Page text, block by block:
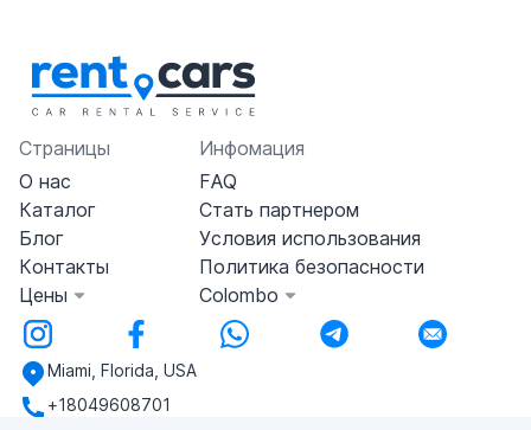
Страницы
О нас
Каталог
Блог
Контакты
Цены
Инфомация
FAQ
Стать партнером
Условия использования
Политика безопасности
Colombo
Miami, Florida, USA
+18049608701